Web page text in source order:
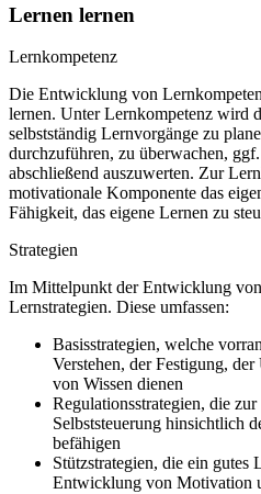
Lernen lernen
Lernkompetenz
Die Entwicklung von
lernen. Unter Lernkompetenz wird
selbstständig Lernvorgänge zu
durchzuführen, zu überwachen,
abschließend auszuwerten. Zur
motivationale Komponente das
Fähigkeit, das eigene Lernen zu
Strategien
Im Mittelpunkt der Entwicklung
Lernstrategien. Diese umfassen:
Basisstrategien, welche
Verstehen, der Festigung,
von Wissen dienen
Regulationsstrategien, die
Selbststeuerung hinsichtlich
befähigen
Stützstrategien, die ein gutes
Entwicklung von Motivation